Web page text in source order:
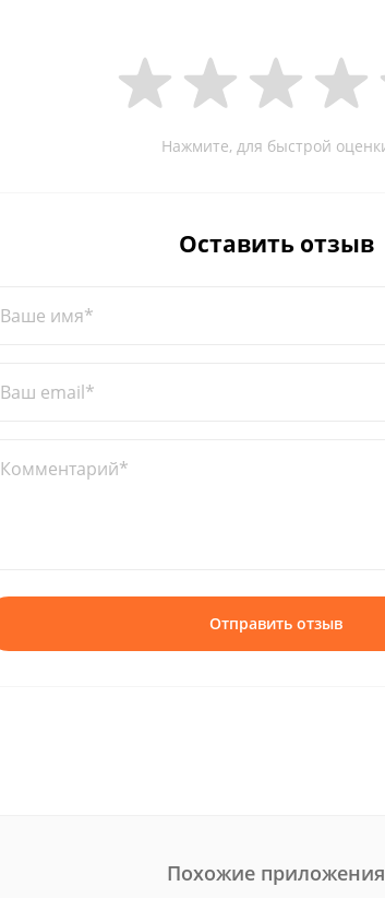
Нажмите, для быстрой
Оставить отзыв
Ваше имя*
Ваш email*
Комментарий*
Отправить отзыв
Похожие приложения